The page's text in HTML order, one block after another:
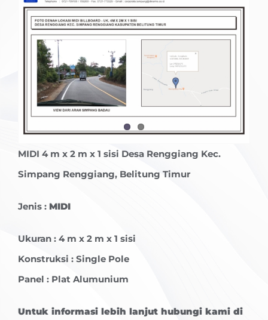
MIDI 4 m x 2 m x 1 sisi Desa Renggiang Kec.
Simpang Renggiang, Belitung Timur
Jenis : MIDI
Ukuran : 4 m x 2 m x 1 sisi
Konstruksi : Single Pole
Panel : Plat Alumunium
Untuk informasi lebih lanjut hubungi kami di